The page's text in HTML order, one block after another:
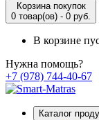
Корзина покупок
0 товар(ов) - 0 руб.
В корзине
Нужна помощь?
+7 (978) 744-40-67
Каталог